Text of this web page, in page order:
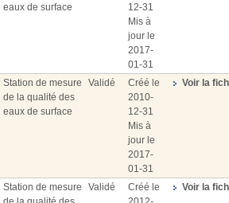
eaux de surface
12-31
Mis à
jour le
2017-
01-31
Station de mesure
de la qualité des
eaux de surface
Validé
Créé le
2010-
12-31
Mis à
jour le
2017-
01-31
Voir la
Station de mesure
Validé
Créé le
Voir la